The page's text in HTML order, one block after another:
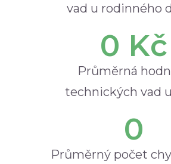
vad u rodinného
0 Kč
Průměrná
technických vad
0
Průměrný počet